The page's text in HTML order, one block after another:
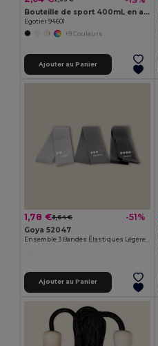
Bouteille de sport 400mL en aluminium avec mousqueton
Egotier 94601
+9 Couleurs
Ajouter au Panier
1,78 €3,64 € -51%
Goya 52047
Ajouter au Panier